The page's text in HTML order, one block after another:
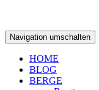
Navigation umschalten
HOME
BLOG
BERGE